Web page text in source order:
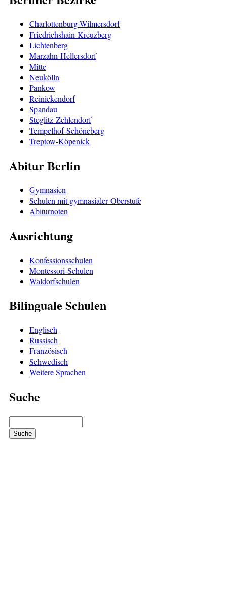
Charlottenburg-Wilmersdorf
Friedrichshain-Kreuzberg
Lichtenberg
Marzahn-Hellersdorf
Mitte
Neukölln
Pankow
Reinickendorf
Spandau
Steglitz-Zehlendorf
Tempelhof-Schöneberg
Treptow-Köpenick
Abitur Berlin
Gymnasien
Schulen mit gymnasialer Oberstufe
Abiturnoten
Ausrichtung
Konfessionsschulen
Montessori-Schulen
Waldorfschulen
Bilinguale Schulen
Englisch
Russisch
Französisch
Schwedisch
Weitere Sprachen
Suche